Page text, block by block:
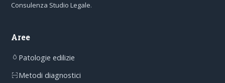
Consulenza Studio Legale.
Aree
Patologie edilizie
Metodi diagnostici